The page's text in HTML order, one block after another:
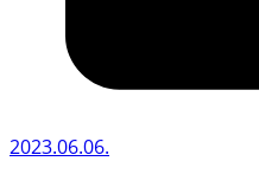
2023.06.06.